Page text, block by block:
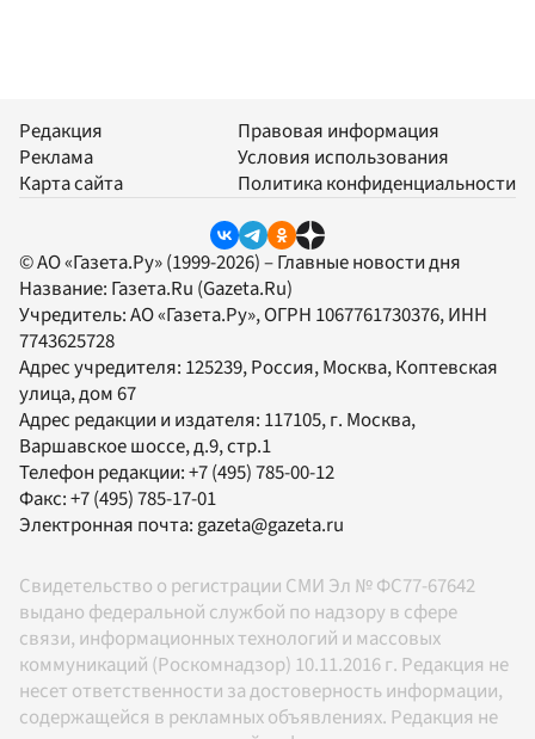
Редакция
Реклама
Карта сайта
Правовая информация
Условия использования
Политика конфиденциальности
© АО «Газета.Ру» (1999-2026) – Главные новости дня
Название: Газета.Ru (Gazeta.Ru)
Учредитель:АО «Газета.Ру», ОГРН 1067761730376, ИНН
7743625728
Адрес учредителя: 125239, Россия, Москва, Коптевская
улица, дом 67
Адрес редакции и издателя: 117105, г. Москва,
Варшавское шоссе, д.9, стр.1
Телефон редакции:+7 (495) 785-00-12
Факс:+7 (495) 785-17-01
Электронная почта:gazeta@gazeta.ru
Свидетельство о регистрации СМИ Эл № ФС77-67642
выдано федеральной службой по надзору в сфере
связи, информационных технологий и массовых
коммуникаций (Роскомнадзор) 10.11.2016 г. Редакция не
несет ответственности за достоверность информации,
содержащейся в рекламных объявлениях. Редакция не